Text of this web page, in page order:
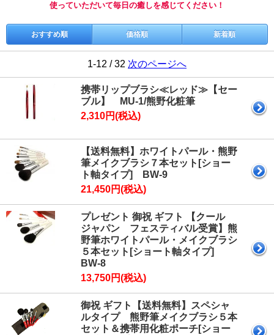
使っていただいて毎日の癒しを感じてください！
おすすめ順 価格順 新着順
1-12 / 32 次のページへ
携帯リップブラシ≪レッド≫【セー
ブル】 MU-1/熊野化粧筆
2,310円(税込)
【送料無料】ホワイトパール・熊野
筆メイクブラシ７本セット[ショー
ト軸タイプ] BW-9
21,450円(税込)
プレゼント 御祝 ギフト 【クール
ジャパン フェスティバル受賞】熊
野筆ホワイトパール・メイクブラシ
５本セット[ショート軸タイプ]
BW-8
13,750円(税込)
御祝 ギフト【送料無料】スペシャ
ルタイプ 熊野筆メイクブラシ５本
セット＆携帯用化粧ポーチ[ショー